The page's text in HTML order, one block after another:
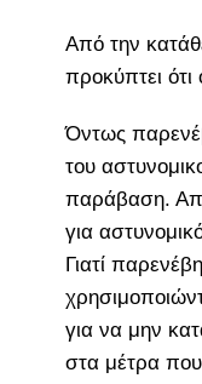
Από την
προκύπτει
Όντως
του
παράβαση.
για
Γιατί
για να μην
στα μέτρα που